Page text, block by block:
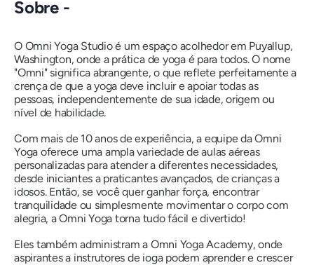
Sobre -
O Omni Yoga Studio é um espaço acolhedor em Puyallup,
Washington, onde a prática de yoga é para todos. O nome
"Omni" significa abrangente, o que reflete perfeitamente a
crença de que a yoga deve incluir e apoiar todas as
pessoas, independentemente de sua idade, origem ou
nível de habilidade.
Com mais de 10 anos de experiência, a equipe da Omni
Yoga oferece uma ampla variedade de aulas aéreas
personalizadas para atender a diferentes necessidades,
desde iniciantes a praticantes avançados, de crianças a
idosos. Então, se você quer ganhar força, encontrar
tranquilidade ou simplesmente movimentar o corpo com
alegria, a Omni Yoga torna tudofácil e divertido!
Eles também administram a Omni Yoga Academy, onde
aspirantes a instrutores de ioga podem aprender e crescer